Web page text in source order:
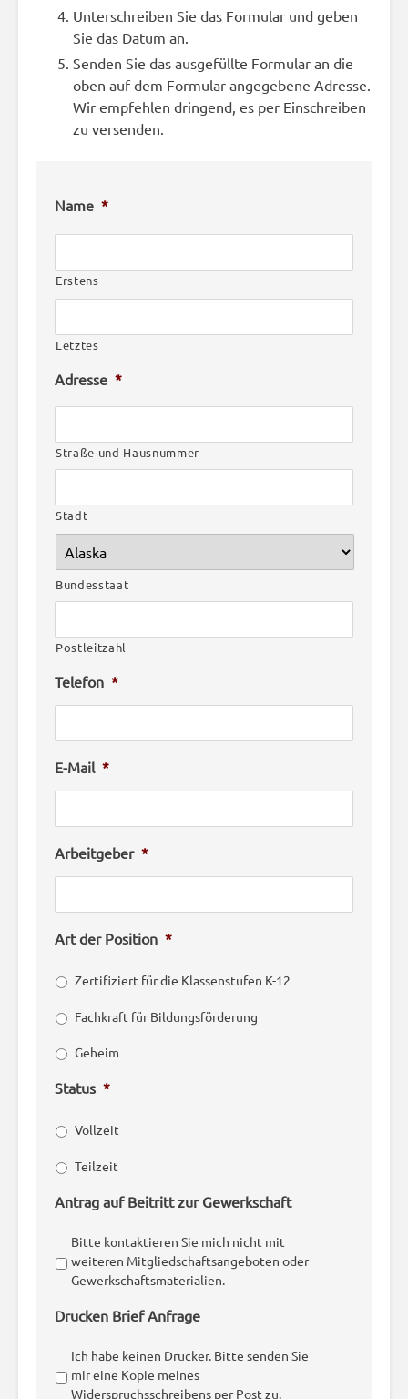
Unterschreiben Sie das Formular und geben
Sie das Datum an.
Senden Sie das ausgefüllte Formular an die
oben auf dem Formular angegebene Adresse.
Wir empfehlen dringend, es per Einschreiben
zu versenden.
Name *
Erstens
Letztes
Adresse *
Straße und Hausnummer
Stadt
Bundesstaat
Postleitzahl
Telefon *
E-Mail *
Arbeitgeber *
Art der Position *
Zertifiziert für die Klassenstufen K-12
Fachkraft für Bildungsförderung
Geheim
Status *
Vollzeit
Teilzeit
Antrag auf Beitritt zur Gewerkschaft
Bitte kontaktieren Sie mich nicht mit
weiteren Mitgliedschaftsangeboten oder
Gewerkschaftsmaterialien.
Drucken Brief Anfrage
Ich habe keinen Drucker. Bitte senden Sie
mir eine Kopie meines
Widerspruchsschreibens per Post zu.